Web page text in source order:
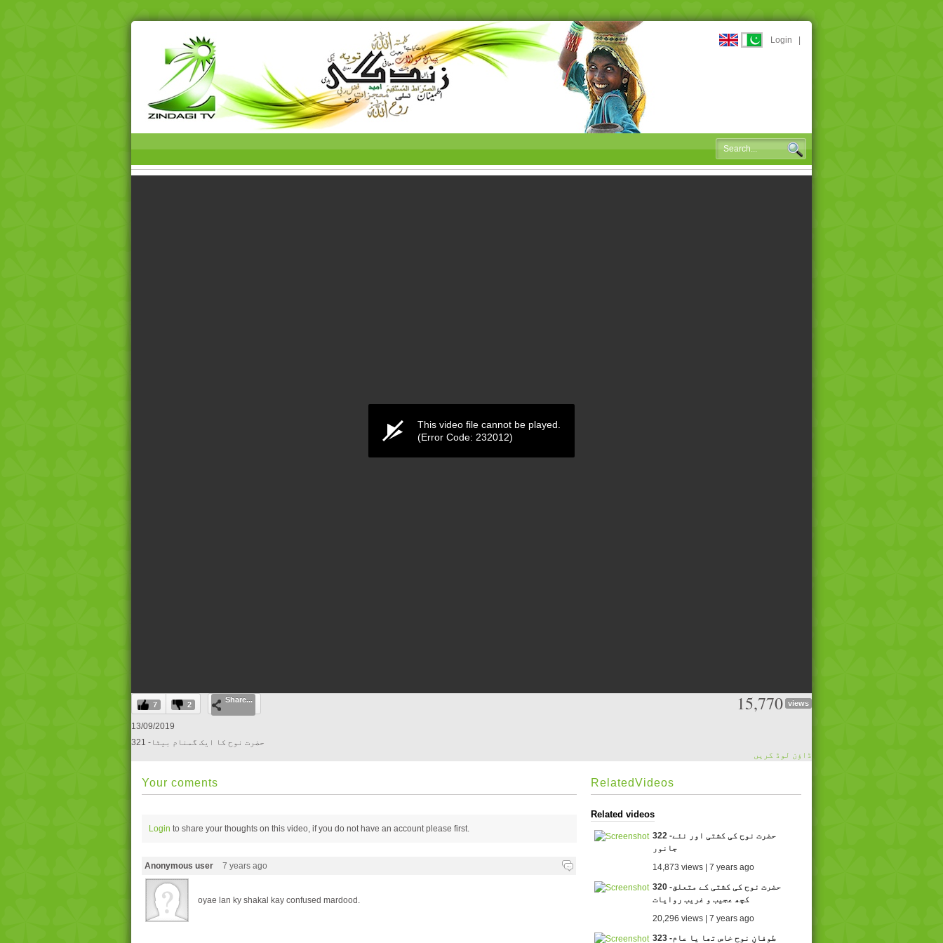
Login
0
seconds
of
0
0%
This video file cannot be played.
(Error Code: 232012)
7 2
Share... 15,770 views
13/09/2019
321 -حضرت نوح کا ایک گمنام بیٹا
ڈاؤن لوڈ کریں
Your coments
Login to share your thoughts on this video, if you do not have an account please first.
Anonymous user 7 years ago
oyae lan ky shakal kay confused mardood.
RelatedVideos
Related videos
322 -حضرت نوح کی کشتی اور نئے
جانور
14,873 views | 7 years ago
320 -حضرت نوح کی کشتی کے متعلق
کچھ عجیب و غریب روایات
20,296 views | 7 years ago
323 -طوفانِ نوح خاص تھا یا عام